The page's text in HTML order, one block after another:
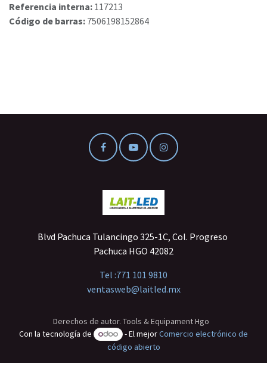
Referencia interna: 117213
Código de barras: 7506198152864
Blvd Pachuca Tulancingo 325-1C, Col. Progreso
Pachuca HGO 42082
Tel :771 101 9810
ventasweb@laitled.mx
Derechos de autor. Tools & Equipament Hgo
Con la tecnología de
- El mejorComercio electrónico de
código abierto